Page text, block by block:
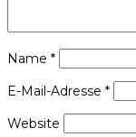
Name *
E-Mail-Adresse *
Website